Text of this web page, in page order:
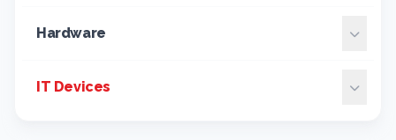
Hardware
IT Devices